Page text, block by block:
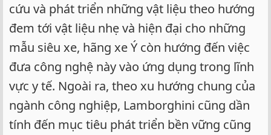
cứu và phát triển những vật liệu theo hướng
đem tới vật liệu nhẹ và hiện đại cho những
mẫu siêu xe, hãng xe Ý còn hướng đến việc
đưa công nghệ này vào ứng dụng trong lĩnh
vực y tế. Ngoài ra, theo xu hướng chung của
ngành công nghiệp, Lamborghini cũng dần
tính đến mục tiêu phát triển bền vững cũng